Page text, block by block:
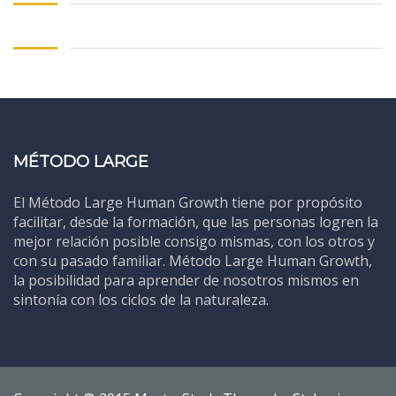
MÉTODO LARGE
El Método Large Human Growth tiene por propósito
facilitar, desde la formación, que las personas logren la
mejor relación posible consigo mismas, con los otros y
con su pasado familiar. Método Large Human Growth,
la posibilidad para aprender de nosotros mismos en
sintonía con los ciclos de la naturaleza.